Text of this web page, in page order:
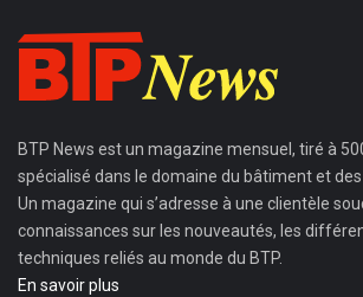
BTP News est un magazine mensuel, tiré à
spécialisé dans le domaine du bâtiment et
Un magazine qui s’adresse à une clientèle
connaissances sur les nouveautés, les
techniques reliés au monde du BTP.
En savoir plus